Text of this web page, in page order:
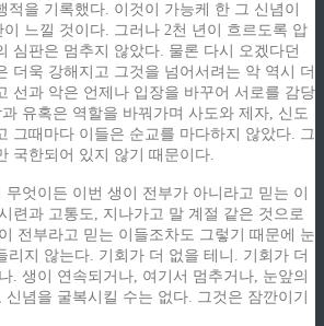
적을 기록했다. 이것이 가능케 한 그 신념이
느낄 것이다. 그러나 2천 년이 흐르도록 압
심판은 멈추지 않았다. 물론 다시 오겠다던
더욱 강해지고 그것을 넘어서려는 악 역시 더
선과 악은 언제나 입장을 바꾸어 서로를 감당
유혹은 역할을 바꿔가며 사도와 제자, 신도
그때마다 이들은 순교를 마다하지 않았다. 그
국한되어 있지 않기 때문이다.
엇이든 이번 생이 전부가 아니라고 믿는 이
련과 고통도, 지나가고 말 계절 같은 것으로
전부라고 믿는 이들조차도 그렇기 때문에 눈
리지 않는다. 기회가 더 없을 테니. 기회가 더
. 생이 연속되거나, 여기서 멈추거나, 눈앞의
념을 굴복시킬 수는 없다. 그것은 잠깐이기